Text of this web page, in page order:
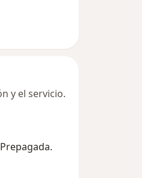
y el servicio.